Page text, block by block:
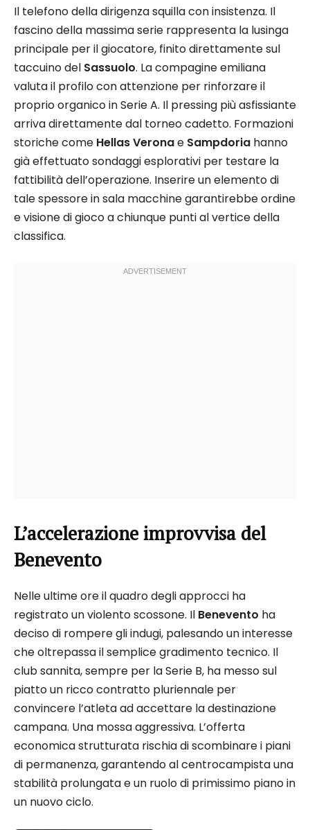
Il telefono della dirigenza squilla con insistenza. Il
fascino della massima serie rappresenta la lusinga
principale per il giocatore, finito direttamente sul
taccuino del Sassuolo. La compagine emiliana
valuta il profilo con attenzione per rinforzare il
proprio organico in Serie A. Il pressing più asfissiante
arriva direttamente dal torneo cadetto. Formazioni
storiche come Hellas Veronae Sampdoria hanno
già effettuato sondaggi esplorativi per testare la
fattibilità dell’operazione. Inserire un elemento di
tale spessore in sala macchine garantirebbe ordine
e visione di gioco a chiunque punti al vertice della
classifica.
L’accelerazione improvvisa del
Benevento
Nelle ultime ore il quadro degli approcci ha
registrato un violento scossone. Il Benevento ha
deciso di rompere gli indugi, palesando un interesse
che oltrepassa il semplice gradimento tecnico. Il
club sannita, sempre per la Serie B, ha messo sul
piatto un ricco contratto pluriennale per
convincere l’atleta ad accettare la destinazione
campana. Una mossa aggressiva. L’offerta
economica strutturata rischia di scombinare i piani
di permanenza, garantendo al centrocampista una
stabilità prolungata e un ruolo di primissimo piano in
un nuovo ciclo.